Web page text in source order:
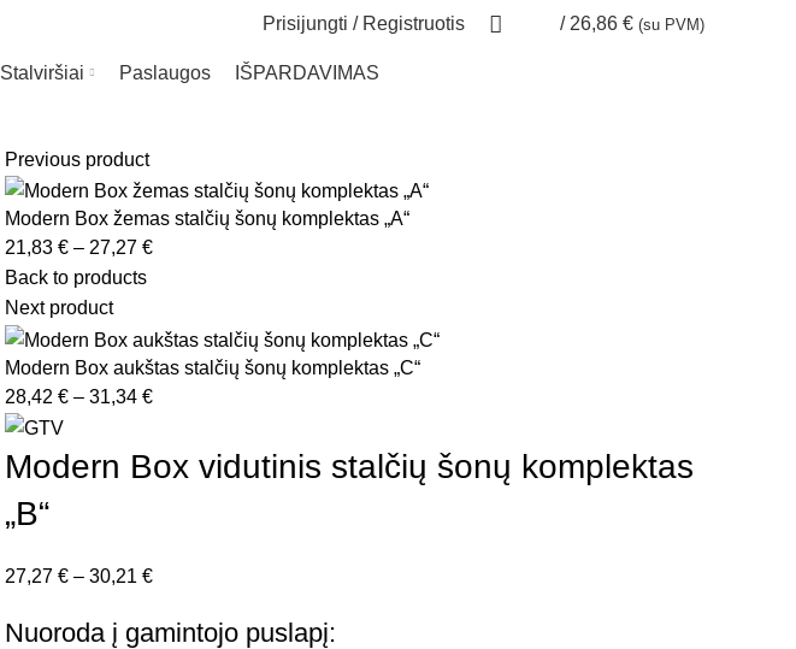
Prisijungti / Registruotis / 26,86 € (su PVM)
Stalviršiai Paslaugos IŠPARDAVIMAS
Previous product
Modern Box žemas stalčių šonų komplektas „A“
21,83 € – 27,27 €Price
through
27,27 €
Back to products
Next product
Modern Box aukštas stalčių šonų komplektas „C“
28,42 € – 31,34 €Price
28,42 €
Modern Box vidutinis stalčių šonų komplektas
„B“
27,27 € – 30,21 €Price
27,27 €
Nuoroda į gamintojo puslapį: